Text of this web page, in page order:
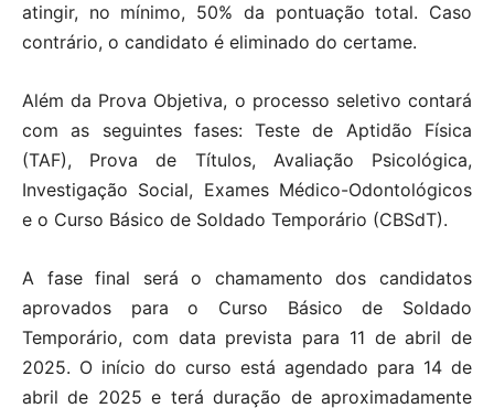
atingir, no mínimo, 50% da pontuação total. Caso
contrário, o candidato é eliminado do certame.
Além da Prova Objetiva, o processo seletivo contará
com as seguintes fases: Teste de Aptidão Física
(TAF), Prova de Títulos, Avaliação Psicológica,
Investigação Social, Exames Médico-Odontológicos
e o Curso Básico de Soldado Temporário (CBSdT).
A fase final será o chamamento dos candidatos
aprovados para o Curso Básico de Soldado
Temporário, com data prevista para 11 de abril de
2025. O início do curso está agendado para 14 de
abril de 2025 e terá duração de aproximadamente